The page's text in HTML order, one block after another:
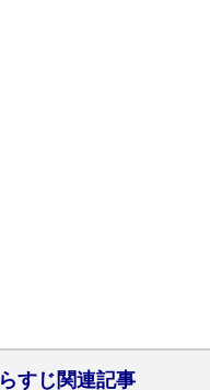
すじ関連記事